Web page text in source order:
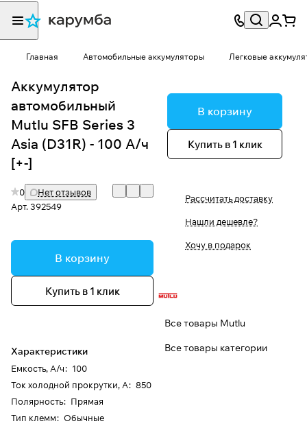
Главная Автомобильные аккумуляторы Легковые
Аккумулятор
автомобильный
Mutlu SFB Series 3
Asia (D31R) - 100 А/ч
[+-]
0
Нет отзывов
Арт.392549
В корзину
Купить в 1 клик
Характеристики
Емкость, А/ч: 100
Ток холодной прокрутки, А: 850
Полярность: Прямая
Тип клемм: Обычные
В корзину
Купить в 1 клик
Рассчитать доставку
Нашли дешевле?
Хочу в подарок
Все товары Mutlu
Все товары категории